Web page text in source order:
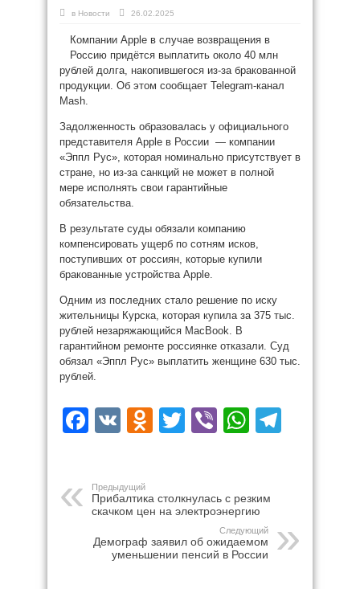
в Новости 26.02.2025
Компании Apple в случае возвращения в
Россию придётся выплатить около 40 млн
рублей долга, накопившегося из-за бракованной
продукции. Об этом сообщает Telegram-канал
Mash.
Задолженность образовалась у официального
представителя Apple в России — компании
«Эппл Рус», которая номинально присутствует в
стране, но из-за санкций не может в полной
мере исполнять свои гарантийные
обязательства.
В результате суды обязали компанию
компенсировать ущерб по сотням исков,
поступивших от россиян, которые купили
бракованные устройства Apple.
Одним из последних стало решение по иску
жительницы Курска, которая купила за 375 тыс.
рублей незаряжающийся МacBook. В
гарантийном ремонте россиянке отказали. Суд
обязал «Эппл Рус» выплатить женщине 630 тыс.
рублей.
Facebook
VK Odnoklassniki
Twitter
Viber
Предыдущий
Прибалтика столкнулась с резким
скачком цен на электроэнергию
Следующий
Демограф заявил об ожидаемом
уменьшении пенсий в России